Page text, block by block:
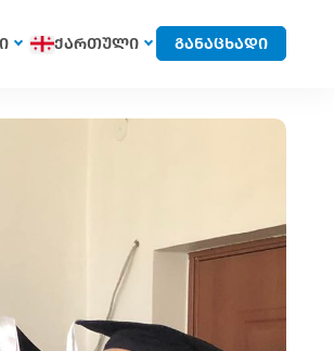
ქართული განაცხადი